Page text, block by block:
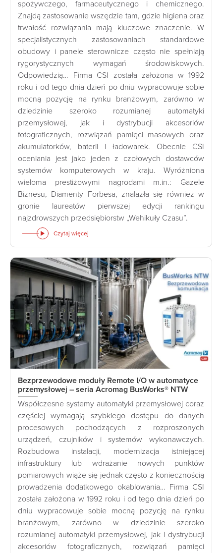
spożywczego, farmaceutycznego i chemicznego.
Znajdą zastosowanie wszędzie tam, gdzie higiena oraz
trwałość rozwiązania mają kluczowe znaczenie. W
specjalistycznych zastosowaniach standardowe
obudowy i panele sterownicze często nie spełniają
rygorystycznych wymagań środowiskowych.
Odpowiedzią… Firma CSI została założona w 1992
roku i od tego dnia dzień po dniu wypracowuje sobie
mocną pozycję na rynku branżowym, zarówno w
dziedzinie szeroko rozumianej automatyki
przemysłowej, jak i dystrybucji akcesoriów
fotograficznych, rozwiązań pamięci masowych oraz
akumulatorków, baterii i ładowarek. Obecnie CSI
oceniania jest jako jeden z czołowych dostawców
systemów komputerowych w kraju. Wyróżniona
wieloma prestiżowymi nagrodami m.in.: Gazele
Biznesu, Diamenty Forbesa, znalazła się również w
gronie laureatów pierwszej edycji rankingu
najzdrowszych przedsiębiorstw „Wehikuły Czasu”.
Czytaj więcej
Bezprzewodowe moduły Remote I/O w automatyce
przemysłowej – seria Acromag BusWorks® NTW
Współczesne systemy automatyki przemysłowej coraz
częściej wymagają szybkiego dostępu do danych
procesowych pochodzących z rozproszonych
urządzeń, czujników i systemów wykonawczych.
Rozbudowa instalacji, modernizacja istniejącej
infrastruktury lub wdrażanie nowych punktów
pomiarowych wiąże się jednak często z koniecznością
prowadzenia dodatkowego okablowania… Firma CSI
została założona w 1992 roku i od tego dnia dzień po
dniu wypracowuje sobie mocną pozycję na rynku
branżowym, zarówno w dziedzinie szeroko
rozumianej automatyki przemysłowej, jak i dystrybucji
akcesoriów fotograficznych, rozwiązań pamięci